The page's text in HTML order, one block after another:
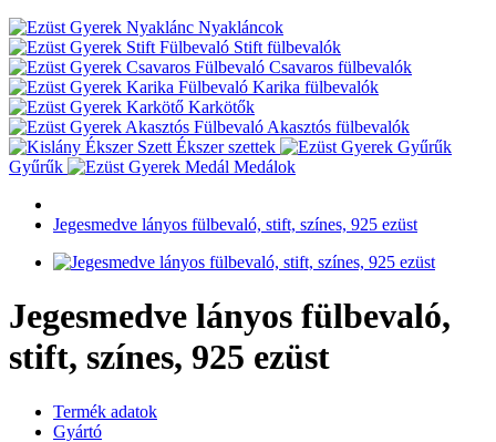
Nyakláncok
Stift fülbevalók
Csavaros fülbevalók
Karika fülbevalók
Karkötők
Akasztós fülbevalók
Ékszer szettek
Gyűrűk
Medálok
Jegesmedve lányos fülbevaló, stift, színes, 925 ezüst
Jegesmedve lányos fülbevaló,
stift, színes, 925 ezüst
Termék adatok
Gyártó